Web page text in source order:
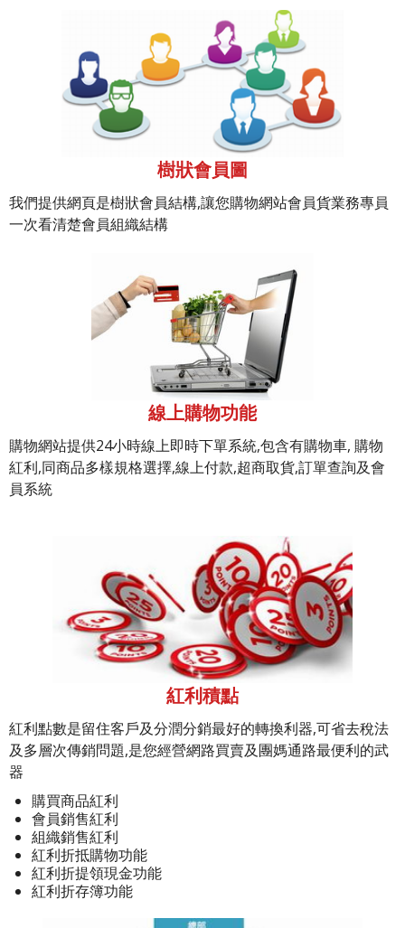
樹狀會員圖
我們提供網頁是樹狀會員結構,讓您購物網站會員貨業務專員
一次看清楚會員組織結構
線上購物功能
購物網站提供24小時線上即時下單系統,包含有購物車, 購物
紅利,同商品多樣規格選擇,線上付款,超商取貨,訂單查詢及會
員系統
紅利積點
紅利點數是留住客戶及分潤分銷最好的轉換利器,可省去稅法
及多層次傳銷問題,是您經營網路買賣及團媽通路最便利的武
器
購買商品紅利
會員銷售紅利
組織銷售紅利
紅利折抵購物功能
紅利折提領現金功能
紅利折存簿功能